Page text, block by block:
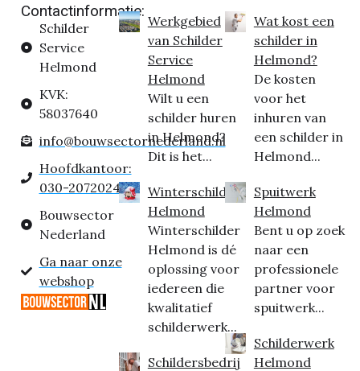
Contactinformatie:
Schilder
Service
Helmond
KVK:
58037640
info@bouwsectornederland.nl
Hoofdkantoor:
030-2072024
Bouwsector
Nederland
Ga naar onze
webshop
Werkgebied
van Schilder
Service
Helmond
Wilt u een
schilder huren
in Helmond?
Dit is het...
Winterschilder
Helmond
Winterschilder
Helmond is dé
oplossing voor
iedereen die
kwalitatief
schilderwerk...
Schildersbedrij
Wat kost een
schilder in
Helmond?
De kosten
voor het
inhuren van
een schilder in
Helmond...
Spuitwerk
Helmond
Bent u op zoek
naar een
professionele
partner voor
spuitwerk...
Schilderwerk
Helmond